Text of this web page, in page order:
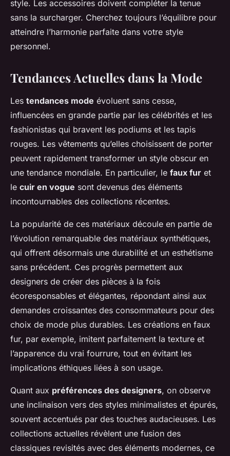
style. Les accessoires doivent compléter la tenue
sans la surcharger. Cherchez toujours l’équilibre pour
atteindre l’harmonie parfaite dans votre style
personnel.
Tendances Actuelles dans la Mode
Les tendances mode évoluent sans cesse,
influencées en grande partie par les célébrités et les
fashionistas qui bravent les podiums et les tapis
rouges. Les vêtements qu’elles choisissent de porter
peuvent rapidement transformer un style obscur en
une tendance mondiale. En particulier, le faux fur et
le cuir en vogue sont devenus des éléments
incontournables des collections récentes.
La popularité de ces matériaux découle en partie de
l’évolution remarquable des matériaux synthétiques,
qui offrent désormais une durabilité et un esthétisme
sans précédent. Ces progrès permettent aux
designers de créer des pièces à la fois
écoresponsables et élégantes, répondant ainsi aux
demandes croissantes des consommateurs pour des
choix de mode plus durables. Les créations en faux
fur, par exemple, imitent parfaitement la texture et
l’apparence du vrai fourrure, tout en évitant les
implications éthiques liées à son usage.
Quant aux préférences des designers, on observe
une inclinaison vers des styles minimalistes et épurés,
souvent accentués par des touches audacieuses. Les
collections actuelles révèlent une fusion des
classiques revisités avec des éléments modernes, ce